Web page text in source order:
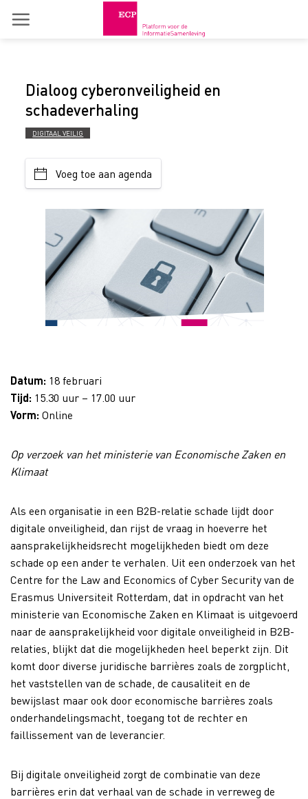
Dialoog cyberonveiligheid en
schadeverhaling
DIGITAAL VEILIG
Voeg toe aan agenda
Datum: 18 februari
Tijd: 15.30 uur – 17.00 uur
Vorm: Online
Op verzoek van het ministerie van Economische Zaken en
Klimaat
Als een organisatie in een B2B-relatie schade lijdt door
digitale onveiligheid, dan rijst de vraag in hoeverre het
aansprakelijkheidsrecht mogelijkheden biedt om deze
schade op een ander te verhalen. Uit een onderzoek van het
Centre for the Law and Economics of Cyber Security van de
Erasmus Universiteit Rotterdam, dat in opdracht van het
ministerie van Economische Zaken en Klimaat is uitgevoerd
naar de aansprakelijkheid voor digitale onveiligheid in B2B-
relaties, blijkt dat die mogelijkheden heel beperkt zijn. Dit
komt door diverse juridische barrières zoals de zorgplicht,
het vaststellen van de schade, de causaliteit en de
bewijslast maar ook door economische barrières zoals
onderhandelingsmacht, toegang tot de rechter en
faillissement van de leverancier.
Bij digitale onveiligheid zorgt de combinatie van deze
barrières erin dat verhaal van de schade in verreweg de